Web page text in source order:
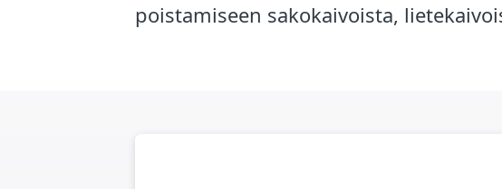
poistamiseen sakokaivoista,